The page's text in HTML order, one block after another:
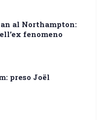
al Northampton:
fenomeno
preso Joël